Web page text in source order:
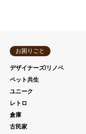
お困りごと
デザイナーズ/リノベ
ペット共生
ユニーク
レトロ
倉庫
古民家